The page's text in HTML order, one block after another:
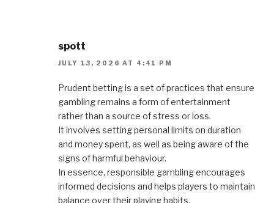
spott
JULY 13, 2026 AT 4:41 PM
Prudent betting is a set of practices that ensure
gambling remains a form of entertainment
rather than a source of stress or loss.
It involves setting personal limits on duration
and money spent, as well as being aware of the
signs of harmful behaviour.
In essence, responsible gambling encourages
informed decisions and helps players to maintain
balance over their playing habits.